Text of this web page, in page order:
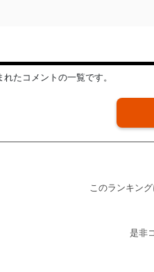
たコメントの一覧です。
このランキン
是非